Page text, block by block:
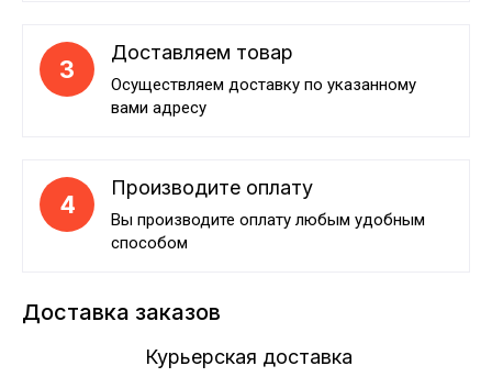
3
Доставляем товар
Осуществляем доставку по указанному
вами адресу
4
Производите оплату
Вы производите оплату любым удобным
способом
Доставка заказов
Курьерская доставка